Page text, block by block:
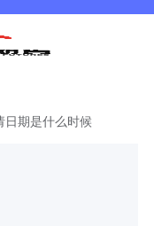
日期是什么时候